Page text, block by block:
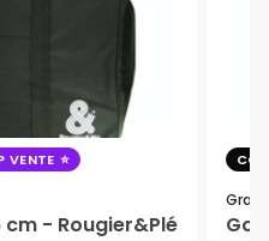
VENTE
- Rougier&Plé